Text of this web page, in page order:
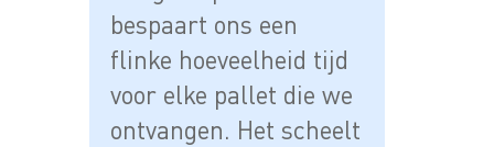
bespaart ons een
flinke hoeveelheid tijd
voor elke pallet die we
ontvangen. Het scheelt